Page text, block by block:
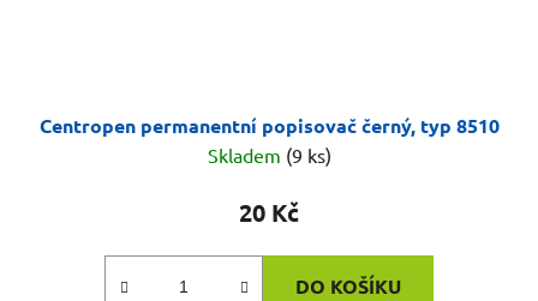
Centropen permanentní popisovač černý, typ 8510
Skladem (9 ks)
20 Kč
DO KOŠÍKU